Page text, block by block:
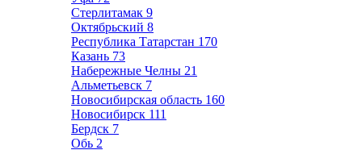
Стерлитамак 9
Октябрьский 8
Республика Татарстан 170
Казань 73
Набережные Челны 21
Альметьевск 7
Новосибирская область 160
Новосибирск 111
Бердск 7
Обь 2